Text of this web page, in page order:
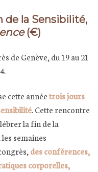
de la Sensibilité,
(€)
de Genève, du 19 au 21
cette annéetrois jours
. Cette rencontre
la fin de la
semaines
des conférences,
corporelles,